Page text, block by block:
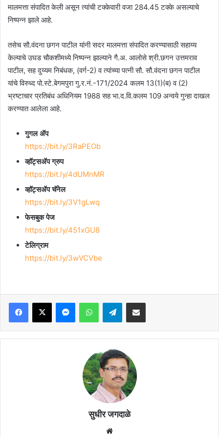
मालमत्ता संपादित केली असून त्यांची टक्केवारी वजा 284.45 टक्के असल्याचे
निष्पन्न झाले आहे.
तसेच सौ.वंदना छगन पाटील यांनी सदर मालमत्ता संपादित करण्यासाठी सहाय्य
केल्याचे उघड चौकशीमध्ये निष्पन्न झाल्याने गै.अ. आलोसे श्री.छगन उत्तमराव
पाटील, सह दुय्यम निबंधक, (वर्ग-2) व त्यांच्या पत्नी सौ. सौ.वंदना छगन पाटील
यांचे विरुध्द पो.स्टे.बेगमपुरा गु.र.नं.-171/2024 कलम 13(1)(ब) व (2)
भ्रष्टाचार प्रतिबंध अधिनियम 1988 सह भा.द.वि.कलम 109 अन्वये गुन्हा दाखल
करण्यात आलेला आहे.
गुगल ॲप
https://bit.ly/3RaPEOb
व्हॉट्सॲप ग्रुप
https://bit.ly/4dUMnMR
व्हॉट्सॲप चॅनेल
https://bit.ly/3V1gLwq
फेसबुक पेज
https://bit.ly/451xGU8
टेलिग्राम
https://bit.ly/3wVCVbe
Facebook
X MessengerWhatsAppTelegramShare via Email
सुधीर जगदाळे